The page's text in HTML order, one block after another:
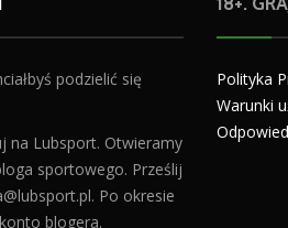
podzielić się
na Lubsport. Otwieramy
sportowego. Prześlij
. Po okresie
blogera.
Polityka
Warunki